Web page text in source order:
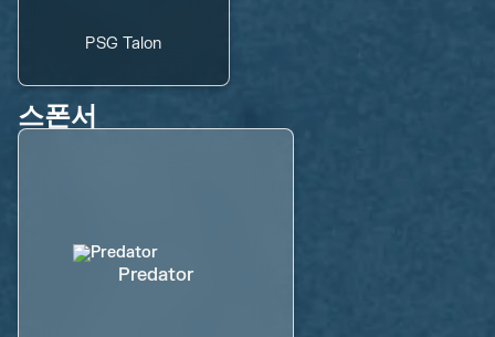
PSG Talon
스폰서
Predator